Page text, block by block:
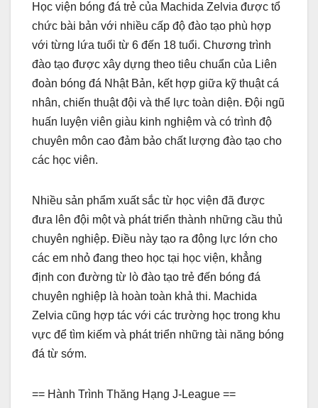
Học viện bóng đá trẻ của Machida Zelvia được tổ
chức bài bản với nhiều cấp độ đào tạo phù hợp
với từng lứa tuổi từ 6 đến 18 tuổi. Chương trình
đào tạo được xây dựng theo tiêu chuẩn của Liên
đoàn bóng đá Nhật Bản, kết hợp giữa kỹ thuật cá
nhân, chiến thuật đội và thể lực toàn diện. Đội ngũ
huấn luyện viên giàu kinh nghiệm và có trình độ
chuyên môn cao đảm bảo chất lượng đào tạo cho
các học viên.
Nhiều sản phẩm xuất sắc từ học viện đã được
đưa lên đội một và phát triển thành những cầu thủ
chuyên nghiệp. Điều này tạo ra động lực lớn cho
các em nhỏ đang theo học tại học viện, khẳng
định con đường từ lò đào tạo trẻ đến bóng đá
chuyên nghiệp là hoàn toàn khả thi. Machida
Zelvia cũng hợp tác với các trường học trong khu
vực để tìm kiếm và phát triển những tài năng bóng
đá từ sớm.
== Hành Trình Thăng Hạng J-League ==